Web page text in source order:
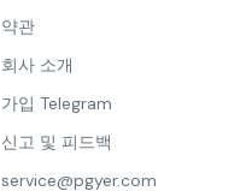
약관
회사 소개
가입 Telegram
신고 및 피드백
service@pgyer.com